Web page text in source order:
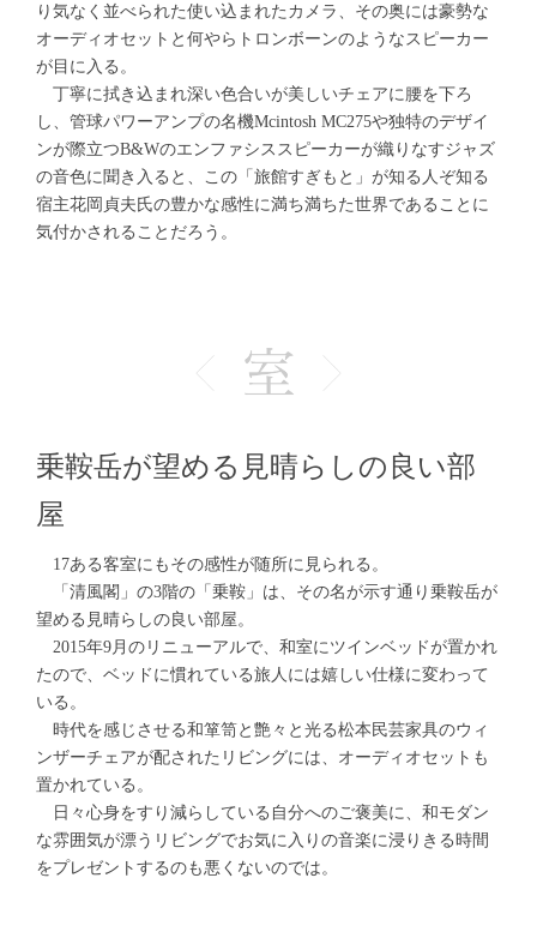
り気なく並べられた使い込まれたカメラ、その奥には豪勢な
オーディオセットと何やらトロンボーンのようなスピーカー
が目に入る。
丁寧に拭き込まれ深い色合いが美しいチェアに腰を下ろ
し、管球パワーアンプの名機Mcintosh MC275や独特のデザイ
ンが際立つB&Wのエンファシススピーカーが織りなすジャズ
の音色に聞き入ると、この「旅館すぎもと」が知る人ぞ知る
宿主花岡貞夫氏の豊かな感性に満ち満ちた世界であることに
気付かされることだろう。
乗鞍岳が望める見晴らしの良い部
屋
17ある客室にもその感性が随所に見られる。
「清風閣」の3階の「乗鞍」は、その名が示す通り乗鞍岳が
望める見晴らしの良い部屋。
2015年9月のリニューアルで、和室にツインベッドが置かれ
たので、ベッドに慣れている旅人には嬉しい仕様に変わって
いる。
時代を感じさせる和箪笥と艶々と光る松本民芸家具のウィ
ンザーチェアが配されたリビングには、オーディオセットも
置かれている。
日々心身をすり減らしている自分へのご褒美に、和モダン
な雰囲気が漂うリビングでお気に入りの音楽に浸りきる時間
をプレゼントするのも悪くないのでは。